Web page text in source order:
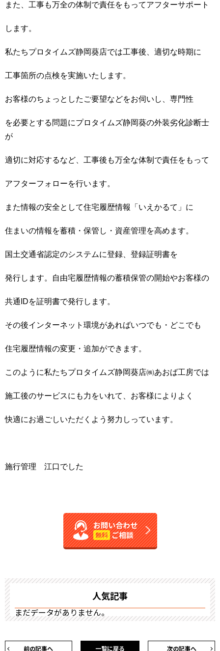
また、工事も万全の体制で責任をもってアフターサポート
します。
私たちプロタイムズ静岡葵店では工事後、適切な時期に
工事箇所の点検を実施いたします。
お客様のちょっとしたご要望などをお伺いし、専門性
を必要とする問題にプロタイムズ静岡葵の外装劣化診断士
が
適切に対応するなど、工事後も万全な体制で責任をもって
アフターフォローを行います。
また情報の安全として住宅履歴情報「いえかるて」に
住まいの情報を蓄積・保管し・資産管理を高めます。
国土交通省認定のシステムに登録、登録証明書を
発行します。自由宅履歴情報の蓄積保管の開始やお客様の
共通IDを証明書で発行します。
その後インターネット環境があればいつでも・どこでも
住宅履歴情報の変更・追加ができます。
このように私たちプロタイムズ静岡葵店㈱あおば工房では
施工後のサービスにも力をいれて、お客様によりよく
快適にお過ごしいただくよう努力しっています。
施行管理 江口でした
お問い合わせ
無料 ご相談
人気記事
まだデータがありません。
前の記事へ 次の記事へ
一覧に戻る